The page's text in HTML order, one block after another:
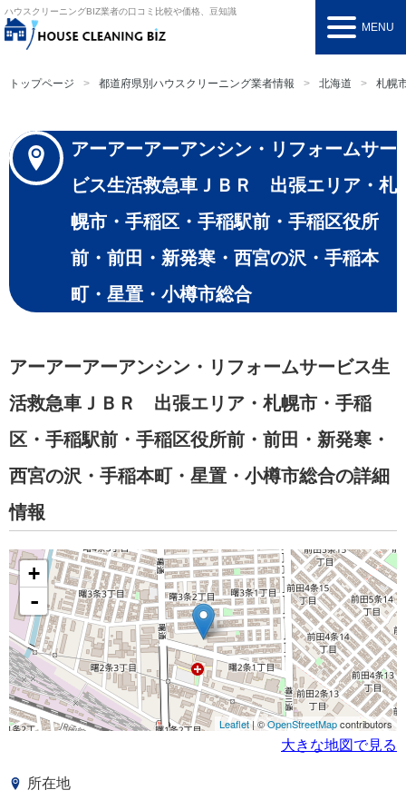
ハウスクリーニングBIZ業者の口コミ比較や価格、豆知識
MENU
トップページ 都道府県別ハウスクリーニング業者情報 北海道 札幌
アーアーアーアンシン・リフォームサー
ビス生活救急車ＪＢＲ 出張エリア・札
幌市・手稲区・手稲駅前・手稲区役所
前・前田・新発寒・西宮の沢・手稲本
町・星置・小樽市総合
アーアーアーアンシン・リフォームサービス生
活救急車ＪＢＲ 出張エリア・札幌市・手稲
区・手稲駅前・手稲区役所前・前田・新発寒・
西宮の沢・手稲本町・星置・小樽市総合の詳細
情報
+
-
Leaflet| ©OpenStreetMapcontributors
大きな地図で見る
所在地